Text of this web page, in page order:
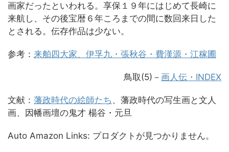
画家だったといわれる。享保１９年にはじめて長崎に
来航し、その後宝暦６年ころまでの間に数回来日した
とされる。伝存作品は少ない。
参考： 来舶四大家、伊孚九・張秋谷・費漢源・江稼圃
鳥取(5)－ 画人伝・INDEX
文献： 藩政時代の絵師たち 、藩政時代の写生画と文人
画、因幡画壇の鬼才 楊谷・元旦
Auto Amazon Links: プロダクトが見つかりません。